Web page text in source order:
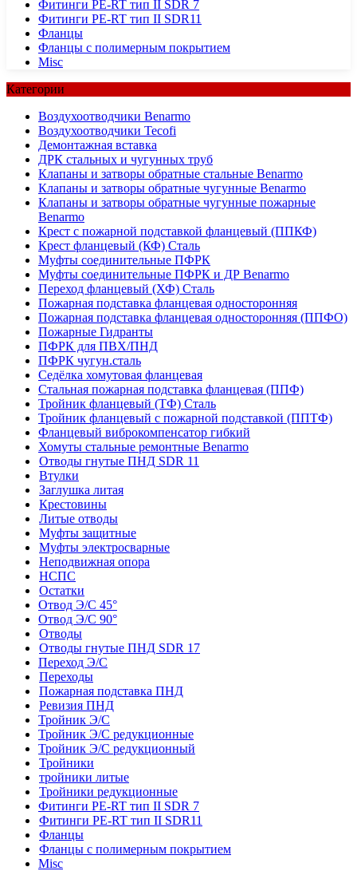
Фитинги PE-RT тип II SDR 7
Фитинги PE-RT тип II SDR11
Фланцы
Фланцы с полимерным покрытием
Misc
Категории
Воздухоотводчики Benarmo
Воздухоотводчики Tecofi
Демонтажная вставка
ДРК стальных и чугунных труб
Клапаны и затворы обратные стальные Benarmo
Клапаны и затворы обратные чугунные Benarmo
Клапаны и затворы обратные чугунные пожарные
Benarmo
Крест с пожарной подставкой фланцевый (ППКФ)
Крест фланцевый (КФ) Сталь
Муфты соединительные ПФРК
Муфты соединительные ПФРК и ДР Benarmo
Переход фланцевый (ХФ) Сталь
Пожарная подставка фланцевая односторонняя
Пожарная подставка фланцевая односторонняя (ППФО)
Пожарные Гидранты
ПФРК для ПВХ/ПНД
ПФРК чугун.сталь
Седёлка хомутовая фланцевая
Стальная пожарная подставка фланцевая (ППФ)
Тройник фланцевый (ТФ) Сталь
Тройник фланцевый с пожарной подставкой (ППТФ)
Фланцевый виброкомпенсатор гибкий
Хомуты стальные ремонтные Benarmo
Отводы гнутые ПНД SDR 11
Втулки
Заглушка литая
Крестовины
Литые отводы
Муфты защитные
Муфты электросварные
Неподвижная опора
НСПС
Остатки
Отвод Э/С 45°
Отвод Э/С 90°
Отводы
Отводы гнутые ПНД SDR 17
Переход Э/С
Переходы
Пожарная подставка ПНД
Ревизия ПНД
Тройник Э/С
Тройник Э/С редукционные
Тройник Э/С редукционный
Тройники
тройники литые
Тройники редукционные
Фитинги PE-RT тип II SDR 7
Фитинги PE-RT тип II SDR11
Фланцы
Фланцы с полимерным покрытием
Misc